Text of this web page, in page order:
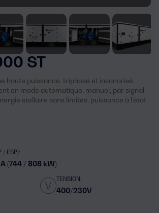
ST
haute puissance, triphasé et insonorisé,
en mode automatique, manuel, par signal
stellaire sans limites, puissance à l'état
/ ESP):
(744 / 808 kW)
TENSION:
400/230V